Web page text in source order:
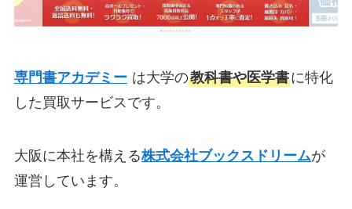
専門書アカデミー は大学の教科書や医学書に特化
した買取サービスです。
大阪に本社を構える株式会社ブックスドリームが
運営しています。